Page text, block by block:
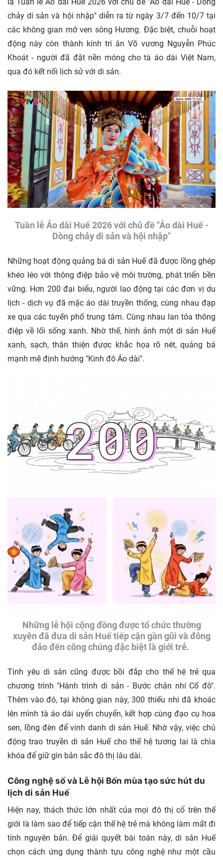
chảy di sản và hội nhập" diễn ra từ ngày 3/7 đến 10/7 tại
các không gian mở ven sông Hương. Đặc biệt, chuỗi hoạt
động này còn thành kính tri ân Võ vương Nguyễn Phúc
Khoát - người đã đặt nền móng cho tà áo dài Việt Nam,
qua đó kết nối lịch sử với di sản.
Tuần lễ Áo dài Huế 2026 với chủ đề "Áo dài Huế -
Dòng chảy di sản và hội nhập"
Những hoạt động quảng bá di sản Huế đã được lồng ghép
khéo léo với thông điệp bảo vệ môi trường, phát triển bền
vững. Hơn 200 đại biểu, người lao động tại các đơn vị du
lịch - dịch vụ đã mặc áo dài truyền thống, cùng nhau đạp
xe qua các tuyến phố trung tâm. Cùng nhau lan tỏa thông
điệp về lối sống xanh. Nhờ thế, hình ảnh một di sản Huế
xanh, sạch, thân thiện được khắc họa rõ nét, quảng bá
mạnh mẽ định hướng "Kinh đô Áo dài".
Những lễ hội cộng đồng được tổ chức thường
xuyên đã đưa di sản Huế tiếp cận gần gũi và đông
đảo đến công chúng đặc biệt là giới trẻ.
Tình yêu di sản cũng được bồi đắp cho thế hệ trẻ qua
chương trình "Hành trình di sản - Bước chân nhí Cố đô".
Thêm vào đó, tại không gian này, 300 thiếu nhi đã khoác
lên mình tà áo dài uyển chuyển, kết hợp cùng đạo cụ hoa
sen, lồng đèn để vinh danh di sản Huế. Nhờ vậy, việc chủ
động trao truyền di sản Huế cho thế hệ tương lai là chìa
khóa để giữ gìn bản sắc đô thị lâu dài.
Công nghệ số và Lễ hội Bốn mùa tạo sức hút du
lịch di sản Huế
Hiện nay, thách thức lớn nhất của mọi đô thị cổ trên thế
giới là làm sao để tiếp cận thế hệ trẻ mà không làm mất đi
tính nguyên bản. Để giải quyết bài toán này, di sản Huế
chọn cách ứng dụng thành tựu công nghệ như một cầu